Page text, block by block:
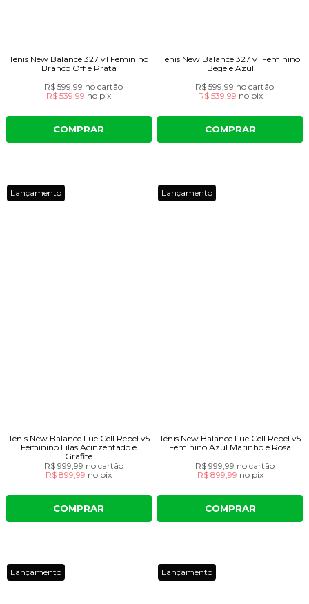
Tênis New Balance 327 v1 Feminino
Branco Off e Prata
R$ 599,99 no cartão
R$ 539,99 no pix
COMPRAR
Tênis New Balance 327 v1 Feminino
Bege e Azul
R$ 599,99 no cartão
R$ 539,99 no pix
COMPRAR
Lançamento
Tênis New Balance FuelCell Rebel v5
Feminino Lilás Acinzentado e
Grafite
R$ 999,99 no cartão
R$ 899,99 no pix
COMPRAR
Lançamento
Tênis New Balance FuelCell Rebel v5
Feminino Azul Marinho e Rosa
R$ 999,99 no cartão
R$ 899,99 no pix
COMPRAR
Lançamento Lançamento